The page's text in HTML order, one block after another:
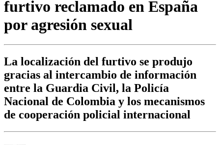
furtivo reclamado en España
por agresión sexual
La localización del furtivo se produjo
gracias al intercambio de información
entre la Guardia Civil, la Policía
Nacional de Colombia y los mecanismos
de cooperación policial internacional